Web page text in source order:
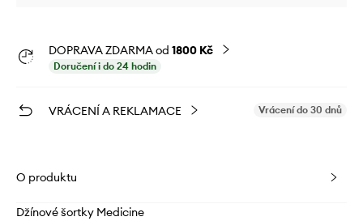
DOPRAVA ZDARMA od 1800 Kč
Doručení i do 24 hodin
VRÁCENÍ A REKLAMACE Vrácení do 30 dnů
O produktu
Džínové šortky Medicine